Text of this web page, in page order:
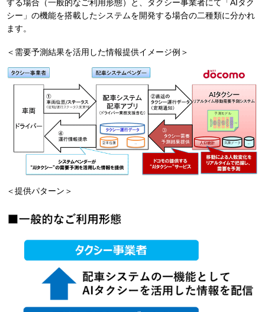
する場合（一般的なご利用形態）と、タクシー事業者にて「AIタク
シー」の機能を搭載したシステムを開発する場合の二種類に分かれ
ます。
＜需要予測結果を活用した情報提供イメージ例＞
＜提供パターン＞